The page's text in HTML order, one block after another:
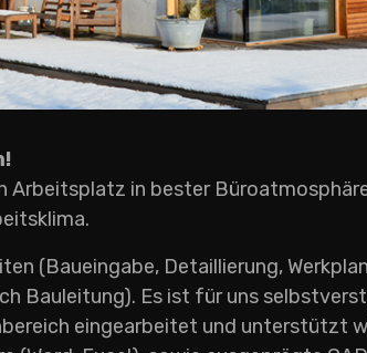
Arbeitsplatz in bester
(Baueingabe, Detaillierung,
Bauleitung). Es ist für uns
eingearbeitet und unterstützt